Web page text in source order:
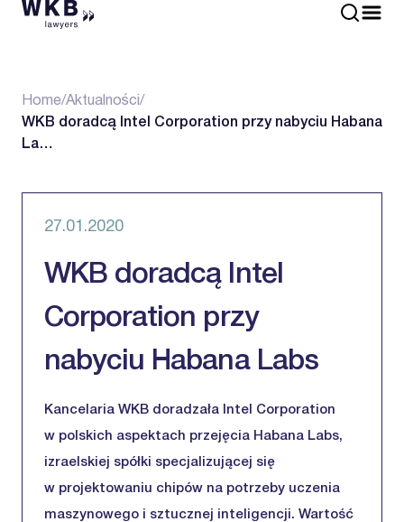
Home/Aktualności /
WKB doradcą Intel Corporation przy nabyciu Habana
La…
27.01.2020
WKB doradcą Intel
Corporation przy
nabyciu Habana Labs
Kancelaria WKB doradzała Intel Corporation
w polskich aspektach przejęcia Habana Labs,
izraelskiej spółki specjalizującej się
w projektowaniu chipów na potrzeby uczenia
maszynowego i sztucznej inteligencji. Wartość